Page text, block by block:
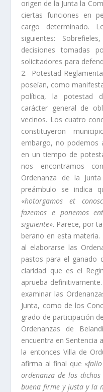
origen de la Junta la
ciertas funciones en
cargo determinado.
siguientes:
decisiones tomadas
solicitadores para
2.- Potestad
poseí­an, como
polí­tica, la potestad
carácter general de
vecinos. Los cuatro
constituyeron
embargo, no po­demos
en un tiempo de
nos encontramos
Ordenanza de la
preámbulo se indica
«hotorgamos et
fazemos e ponemos
siguiente». Parece, por
berano en esta
al elaborarse las
pastos para el ganado
claridad que es el
aprueba
examinar las
Junta, como de los
grado de par­ticipación
Ordenanzas de
encuentra en Sentencia
la entonces Villa de
afirma al final que «
ordenanza de los
buena firme y justa y la